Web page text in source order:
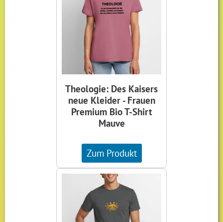
Theologie: Des Kaisers
neue Kleider - Frauen
Premium Bio T-Shirt
Mauve
Zum Produkt